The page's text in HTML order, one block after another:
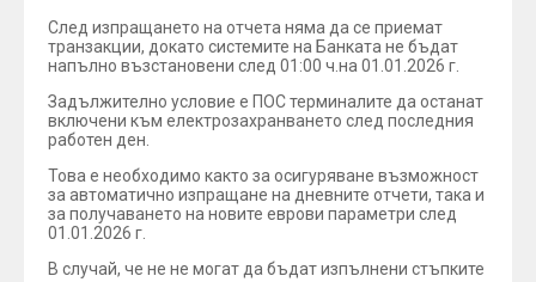
След изпращането на отчета няма да се приемат
транзакции, докато системите на Банката не бъдат
напълно възстановени след 01:00 ч.на 01.01.2026 г.
Задължително условие е ПОС терминалите да останат
включени към електрозахранването след последния
работен ден.
Това е необходимо както за осигуряване възможност
за автоматично изпращане на дневните отчети, така и
за получаването на новите еврови параметри след
01.01.2026 г.
В случай, че не не могат да бъдат изпълнени стъпките